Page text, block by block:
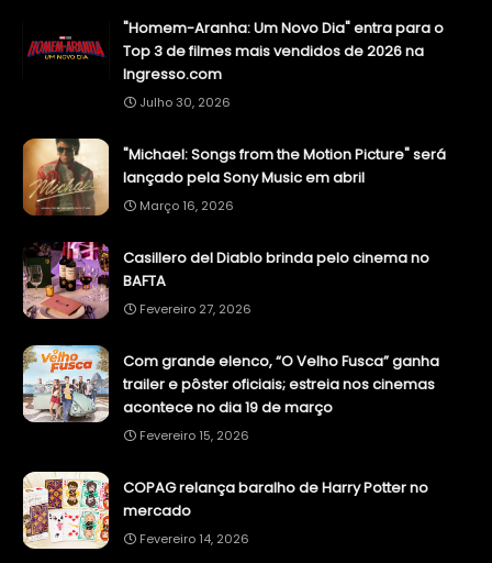
"Homem-Aranha: Um Novo Dia" entra para o
Top 3 de filmes mais vendidos de 2026 na
Ingresso.com
Julho 30, 2026
"Michael: Songs from the Motion Picture" será
lançado pela Sony Music em abril
Março 16, 2026
Casillero del Diablo brinda pelo cinema no
BAFTA
Fevereiro 27, 2026
Com grande elenco, “O Velho Fusca” ganha
trailer e pôster oficiais; estreia nos cinemas
acontece no dia 19 de março
Fevereiro 15, 2026
COPAG relança baralho de Harry Potter no
mercado
Fevereiro 14, 2026